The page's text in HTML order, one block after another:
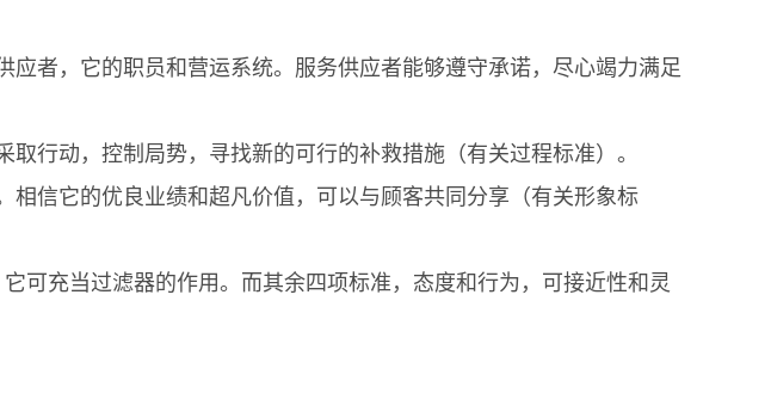
者，它的职员和营运系统。服务供应者能够遵守承诺，尽心竭力满足
动，控制局势，寻找新的可行的补救措施（有关过程标准）。
信它的优良业绩和超凡价值，可以与顾客共同分享（有关形象标
充当过滤器的作用。而其余四项标准，态度和行为，可接近性和灵